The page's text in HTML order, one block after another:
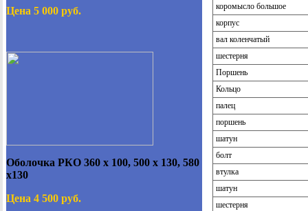
Цена 5 000 руб.
Оболочка РКО 360 х 100, 500 х 130, 580
х130
Цена 4 500 руб.
коромысло большое
корпус
вал коленчатый
шестерня
Поршень
Кольцо
палец
поршень
шатун
болт
втулка
шатун
шестерня